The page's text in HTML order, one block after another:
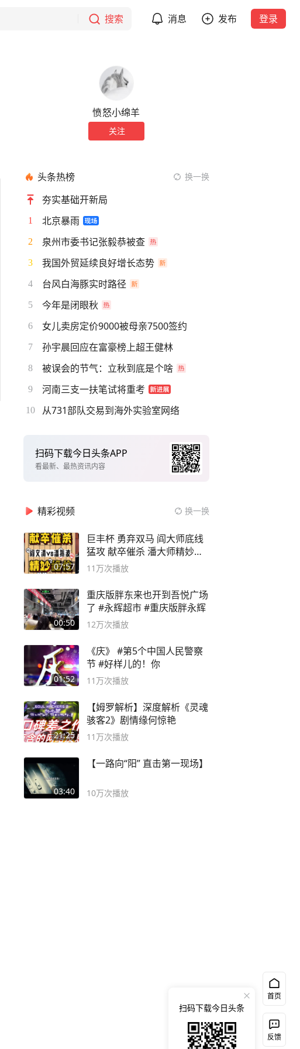
搜索 消息 发布 登录
愤怒小绵羊
关注
头条热榜 换一换
夯实基础开新局
1 北京暴雨
2 泉州市委书记张毅恭被查
3 我国外贸延续良好增长态势
4 台风白海豚实时路径
5 今年是闭眼秋
6 女儿卖房定价9000被母亲7500签约
7 孙宇晨回应在富豪榜上超王健林
8 被误会的节气：立秋到底是个啥
9 河南三支一扶笔试将重考
10 从731部队交易到海外实验室网络
扫码下载今日头条APP
看最新、最热资讯内容
精彩视频 换一换
07:57
巨丰杯 勇弃双马 阎大师底线
猛攻 献卒催杀 潘大师精妙入
局
11万次播放
00:50
重庆版胖东来也开到吾悦广场
了 #永辉超市 #重庆版胖永辉
12万次播放
01:52
《庆》 #第5个中国人民警察
节 #好样儿的！你
11万次播放
21:25
【姆罗解析】深度解析《灵魂
骇客2》剧情缘何惊艳
11万次播放
03:40
【一路向“阳” 直击第一现场】
10万次播放
首页
反馈
扫码下载今日头条